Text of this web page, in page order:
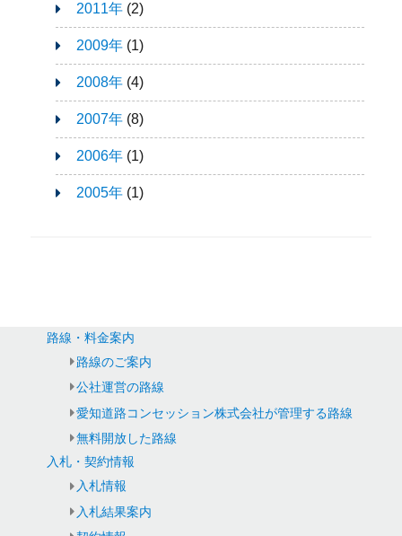
2011年(2)
2009年(1)
2008年(4)
2007年(8)
2006年(1)
2005年(1)
路線・料金案内
路線のご案内
公社運営の路線
愛知道路コンセッション株式会社が管理する路線
無料開放した路線
入札・契約情報
入札情報
入札結果案内